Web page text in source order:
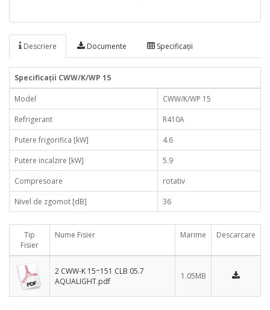
Descriere Documente Specificaţii
Specificaţii CWW/K/WP 15
Model
CWW/K/WP 15
Refrigerant
R410A
Putere frigorifica [kW]
4.6
Putere incalzire [kW]
5.9
Compresoare
rotativ
Nivel de zgomot [dB]
36
Tip
Fisier
Nume Fisier Marime Descarcare
2 CWW-K 15÷151 CLB 05.7
AQUALIGHT.pdf
1.05MB